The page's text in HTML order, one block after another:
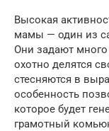
Высокая
мамы — один из
Они задают много
охотно делятся
стесняются в
особенность
которое будет
грамотный